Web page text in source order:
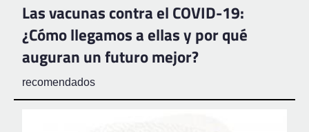
Las vacunas contra el COVID-19:
¿Cómo llegamos a ellas y por qué
auguran un futuro mejor?
recomendados